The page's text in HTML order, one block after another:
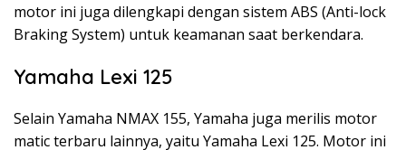
motor ini juga dilengkapi dengan sistem ABS (Anti-lock
Braking System) untuk keamanan saat berkendara.
Yamaha Lexi 125
Selain Yamaha NMAX 155, Yamaha juga merilis motor
matic terbaru lainnya, yaitu Yamaha Lexi 125. Motor ini